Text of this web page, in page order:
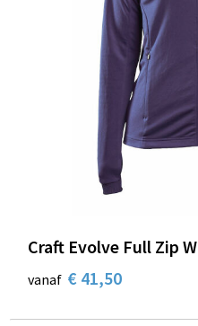
Craft Evolve Full Zip W
vanaf € 41,50